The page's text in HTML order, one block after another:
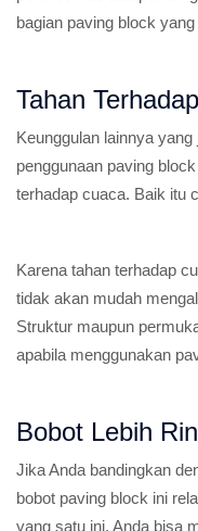
bagian paving block
Tahan
Keunggulan lainnya
penggunaan paving
terhadap cuaca. Baik itu
Karena tahan terhadap
tidak akan mudah
Struktur maupun
apabila menggunakan
Bobot Lebih
Jika Anda bandingkan
bobot paving block ini
yang satu ini, Anda bisa